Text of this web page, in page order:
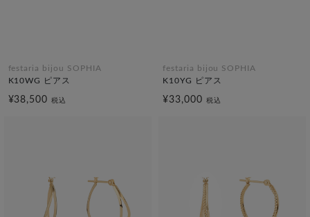
festaria bijou SOPHIA
K10WG ピアス
¥38,500税込
festaria bijou SOPHIA
K10YG ピアス
¥33,000 税込